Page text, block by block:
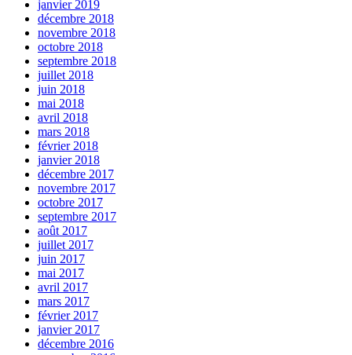
janvier 2019
décembre 2018
novembre 2018
octobre 2018
septembre 2018
juillet 2018
juin 2018
mai 2018
avril 2018
mars 2018
février 2018
janvier 2018
décembre 2017
novembre 2017
octobre 2017
septembre 2017
août 2017
juillet 2017
juin 2017
mai 2017
avril 2017
mars 2017
février 2017
janvier 2017
décembre 2016